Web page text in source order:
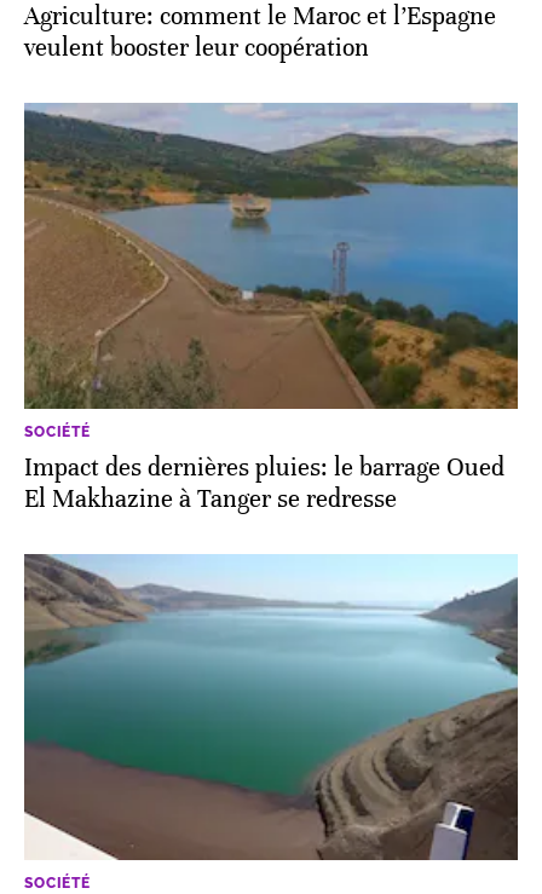
Agriculture: comment le Maroc et l’Espagne
veulent booster leur coopération
SOCIÉTÉ
Impact des dernières pluies: le barrage Oued
El Makhazine à Tanger se redresse
SOCIÉTÉ